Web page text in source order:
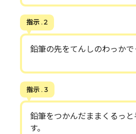
指示 . 2
鉛筆の先をてんしのわっかで
指示 . 3
鉛筆をつかんだままくるっ
す。